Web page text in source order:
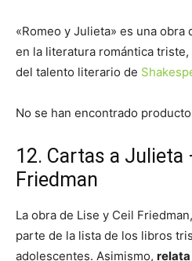
«Romeo y Julieta» es una obra
en la literatura romántica triste,
del talento literario de
No se han encontrado
12. Cartas a Julieta
Friedman
La obra de Lise y Ceil
parte de la lista de los libros
adolescentes. Asimismo, relata